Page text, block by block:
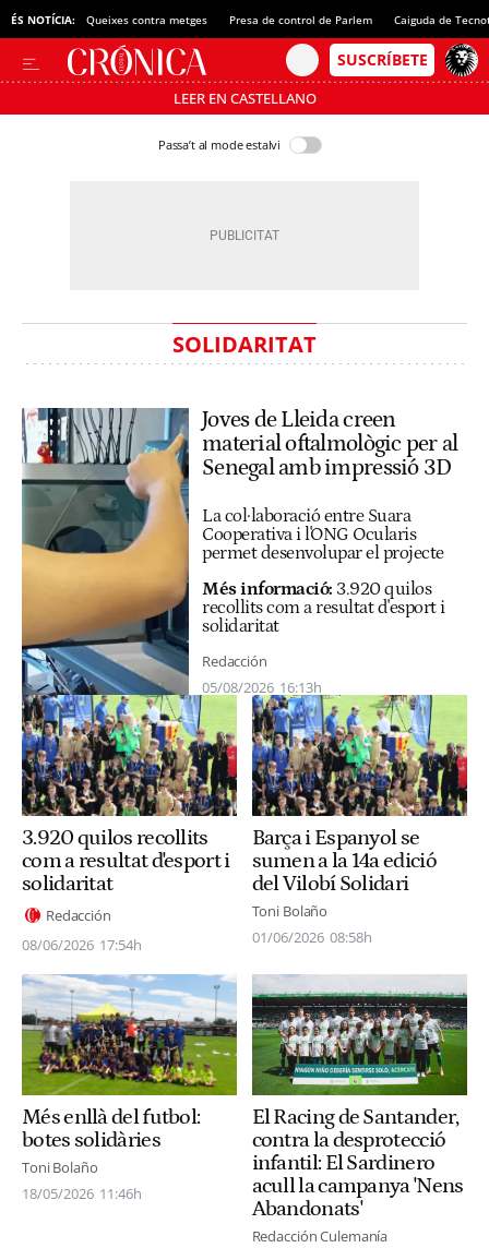
ÉS NOTÍCIA: Queixes contra metges Presa de control de Parlem Caiguda de
LEER EN CASTELLANO
Passa’t al mode estalvi
SOLIDARITAT
Joves de Lleida creen
material oftalmològic per al
Senegal amb impressió 3D
La col·laboració entre Suara
Cooperativa i l'ONG Ocularis
permet desenvolupar el projecte
Més informació: 3.920 quilos
recollits com a resultat d'esport i
solidaritat
Redacción
05/08/2026 16:13h
3.920 quilos recollits
com a resultat d'esport i
solidaritat
Redacción
08/06/2026 17:54h
Barça i Espanyol se
sumen a la 14a edició
del Vilobí Solidari
Toni Bolaño
01/06/2026 08:58h
Més enllà del futbol:
botes solidàries
Toni Bolaño
18/05/2026 11:46h
El Racing de Santander,
contra la desprotecció
infantil: El Sardinero
acull la campanya 'Nens
Abandonats'
Redacción Culemanía